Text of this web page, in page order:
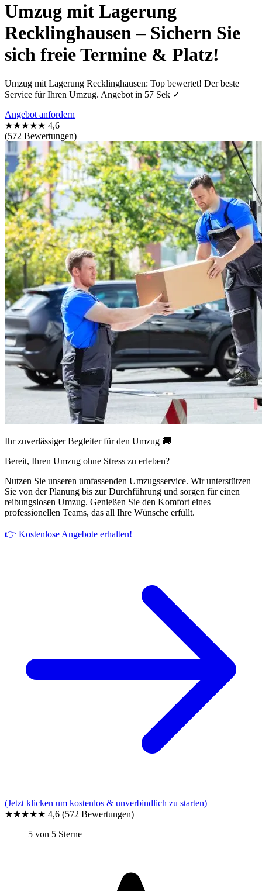
Umzug mit Lagerung
Recklinghausen – Sichern Sie
sich freie Termine & Platz!
Umzug mit Lagerung Recklinghausen: Top bewertet! Der beste
Service für Ihren Umzug. Angebot in 57 Sek ✓
Angebot anfordern
★★★★★ 4,6
(572 Bewertungen)
Ihr zuverlässiger Begleiter für den Umzug 🚚
Bereit, Ihren Umzug ohne Stress zu erleben?
Nutzen Sie unseren umfassenden Umzugsservice. Wir unterstützen
Sie von der Planung bis zur Durchführung und sorgen für einen
reibungslosen Umzug. Genießen Sie den Komfort eines
professionellen Teams, das all Ihre Wünsche erfüllt.
👉 Kostenlose Angebote erhalten!
(Jetzt klicken um kostenlos & unverbindlich zu starten)
★★★★★ 4,6 (572 Bewertungen)
5 von 5 Sterne